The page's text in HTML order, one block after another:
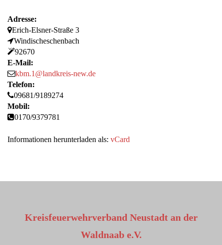
Adresse:
Erich-Elsner-Straße 3
Windischeschenbach
92670
E-Mail:
kbm.1@landkreis-new.de
Telefon:
09681/9189274
Mobil:
0170/9379781
Informationen herunterladen als: vCard
Kreisfeuerwehrverband Neustadt an der
Waldnaab e.V.